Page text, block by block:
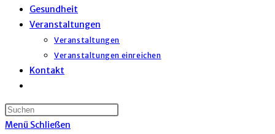
Gesundheit
Veranstaltungen
Veranstaltungen
Veranstaltungen einreichen
Kontakt
umschalten
Menü Schließen